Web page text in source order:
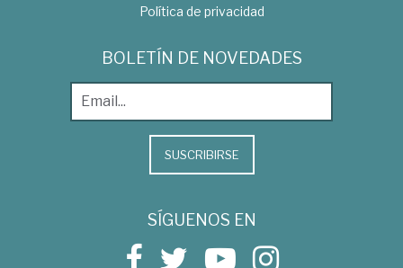
Política de privacidad
BOLETÍN DE NOVEDADES
SUSCRIBIRSE
SÍGUENOS EN